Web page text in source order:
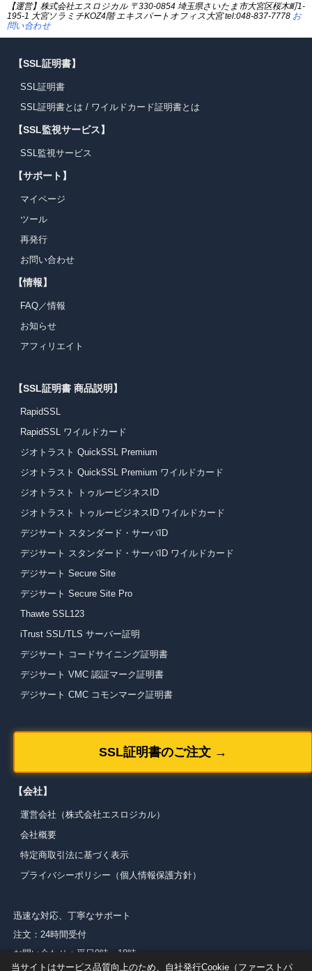
【運営】株式会社エスロジカル 〒330-0854 埼玉県さいたま市大宮区桜木町1-
195-1 大宮ソラミチKOZ4階 エキスパートオフィス大宮 tel:048-837-7778 お
問い合わせ
【SSL証明書】
SSL証明書
SSL証明書とは / ワイルドカード証明書とは
【SSL監視サービス】
SSL監視サービス
【サポート】
マイページ
ツール
再発行
お問い合わせ
【情報】
FAQ／情報
お知らせ
アフィリエイト
【SSL証明書 商品説明】
RapidSSL
RapidSSL ワイルドカード
ジオトラスト QuickSSL Premium
ジオトラスト QuickSSL Premium ワイルドカード
ジオトラスト トゥルービジネスID
ジオトラスト トゥルービジネスID ワイルドカード
デジサート スタンダード・サーバID
デジサート スタンダード・サーバID ワイルドカード
デジサート Secure Site
デジサート Secure Site Pro
Thawte SSL123
iTrust SSL/TLS サーバー証明
デジサート コードサイニング証明書
デジサート VMC 認証マーク証明書
デジサート CMC コモンマーク証明書
SSL証明書のご注文 →
【会社】
運営会社（株式会社エスロジカル）
会社概要
特定商取引法に基づく表示
プライバシーポリシー（個人情報保護方針）
迅速な対応、丁寧なサポート
注文：24時間受付
お問い合わせ：平日9時～18時
当サイトはサービス品質向上のため、自社発行Cookie（ファーストパ